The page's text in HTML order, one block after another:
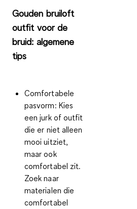
Gouden bruiloft
outfit voor de
bruid: algemene
tips
Comfortabele
pasvorm: Kies
een jurk of outfit
die er niet alleen
mooi uitziet,
maar ook
comfortabel zit.
Zoek naar
materialen die
comfortabel